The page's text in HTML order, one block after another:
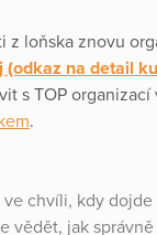
z loňska znovu
(odkaz na detail
s TOP organizací
.
ve chvíli, kdy
vědět, jak